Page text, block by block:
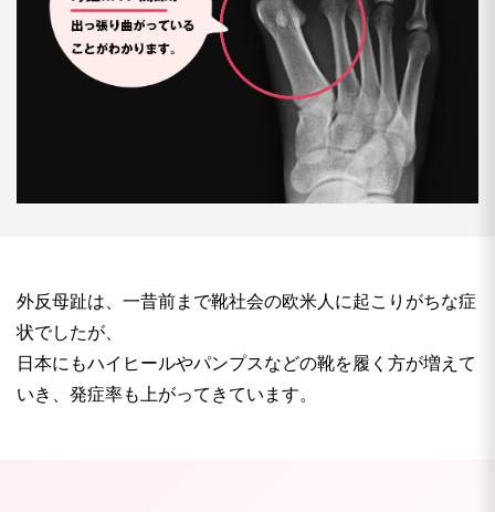
外反母趾は、一昔前まで靴社会の欧米人に起こりがちな症
状でしたが、
日本にもハイヒールやパンプスなどの靴を履く方が増えて
いき、発症率も上がってきています。